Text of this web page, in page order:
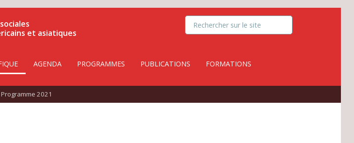
et asiatiques
AGENDA PROGRAMMES PUBLICATIONS FORMATIONS
Programme 2021